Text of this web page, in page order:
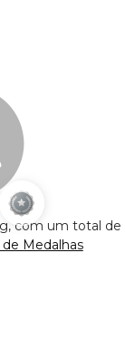
com um total de
Medalhas